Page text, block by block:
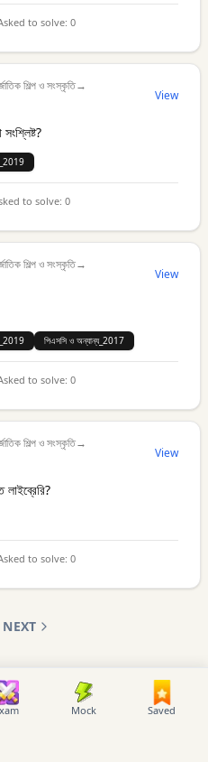
to solve: 0
শিল্প ও সংস্কৃতি→
View
to solve: 0
শিল্প ও সংস্কৃতি→
View
পিএসসি ও অন্যান্য_2017
to solve: 0
শিল্প ও সংস্কৃতি→
View
লাইব্রেরি?
to solve: 0
NEXT
Mock Saved